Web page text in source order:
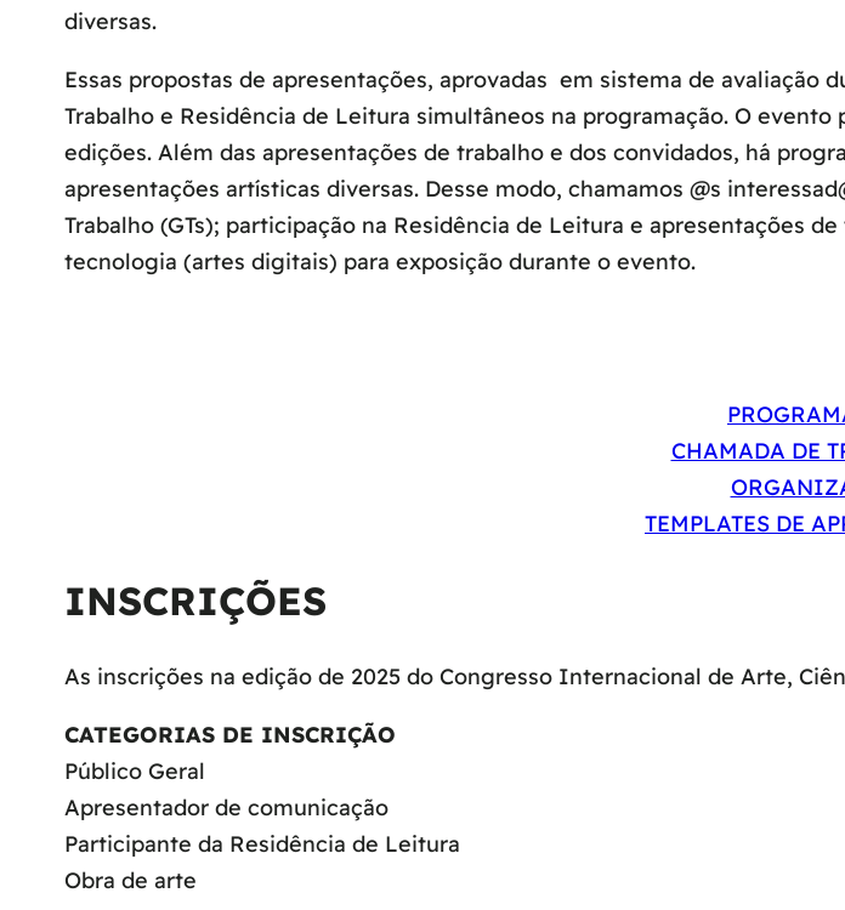
diversas.
Essas propostas de apresentações, aprovadas em sistema de
Trabalho e Residência de Leitura simultâneos na programação. O
edições. Além das apresentações de trabalho e dos convidados, há
apresentações artísticas diversas. Desse modo, chamamos @s
Trabalho (GTs); participação na Residência de Leitura e apresentações
tecnologia (artes digitais) para exposição durante o evento.
CHAMADA DE
TEMPLATES DE
INSCRIÇÕES
As inscrições na edição de 2025 do Congresso Internacional de Arte,
CATEGORIAS DE INSCRIÇÃO
Público Geral
Apresentador de comunicação
​Participante da Residência de Leitura
Obra de arte